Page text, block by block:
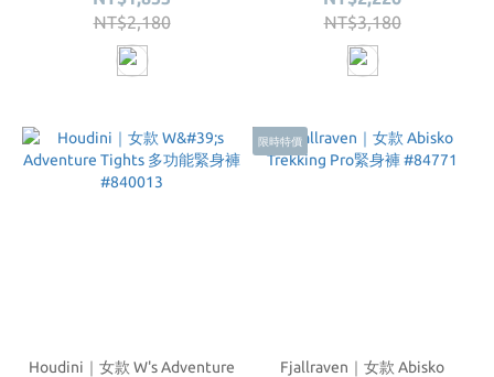
NT$2,180
NT$3,180
Houdini｜女款 W's Adventure
限時特價
Fjallraven｜女款 Abisko